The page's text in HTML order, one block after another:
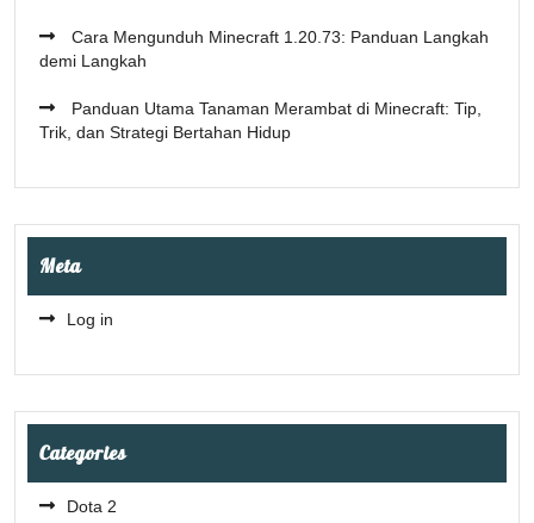
Cara Mengunduh Minecraft 1.20.73: Panduan Langkah
demi Langkah
Panduan Utama Tanaman Merambat di Minecraft: Tip,
Trik, dan Strategi Bertahan Hidup
Meta
Log in
Categories
Dota 2